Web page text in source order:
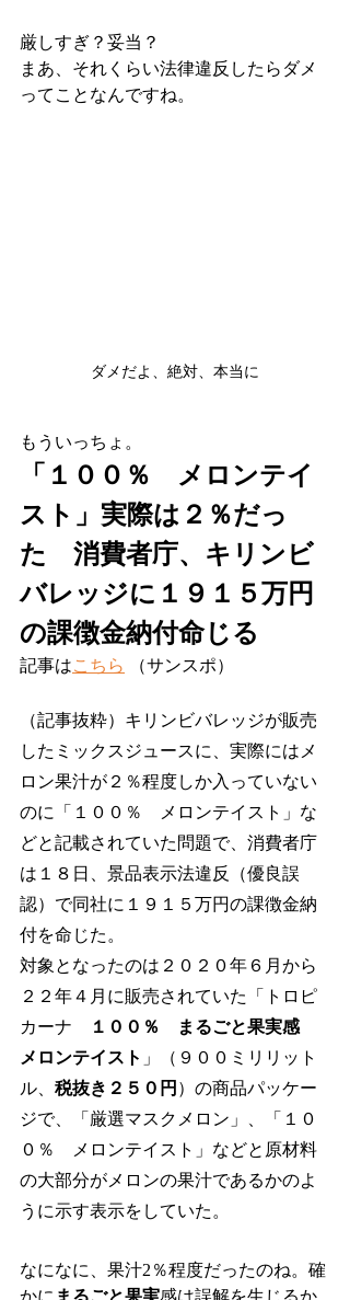
厳しすぎ？妥当？
まあ、それくらい法律違反したらダメ
ってことなんですね。
ダメだよ、絶対、本当に
もういっちょ。
「１００％　メロンテイ
スト」実際は２％だっ
た　消費者庁、キリンビ
バレッジに１９１５万円
の課徴金納付命じる
記事はこちら （サンスポ）
（記事抜粋）キリンビバレッジが販売
したミックスジュースに、実際にはメ
ロン果汁が２％程度しか入っていない
のに「１００％　メロンテイスト」な
どと記載されていた問題で、消費者庁
は１８日、景品表示法違反（優良誤
認）で同社に１９１５万円の課徴金納
付を命じた。
対象となったのは２０２０年６月から
２２年４月に販売されていた「トロピ
カーナ
１００％　まるごと果実感
メロンテイスト 」（９００ミリリット
ル、 税抜き２５０円 ）の商品パッケー
ジで、「厳選マスクメロン」、「１０
０％　メロンテイスト」などと原材料
の大部分がメロンの果汁であるかのよ
うに示す表示をしていた。
なになに、果汁2％程度だったのね。確
かに まるごと果実感は誤解を生じるか